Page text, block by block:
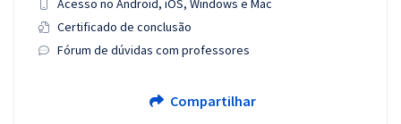
Acesso no Android, iOS, Windows e Mac
Certificado de conclusão
Fórum de dúvidas com professores
Compartilhar